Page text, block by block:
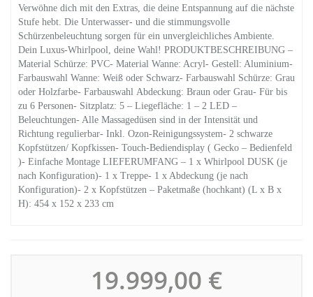
Verwöhne dich mit den Extras, die deine Entspannung auf die nächste
Stufe hebt. Die Unterwasser- und die stimmungsvolle
Schürzenbeleuchtung sorgen für ein unvergleichliches Ambiente.
Dein Luxus-Whirlpool, deine Wahl! PRODUKTBESCHREIBUNG –
Material Schürze: PVC- Material Wanne: Acryl- Gestell: Aluminium-
Farbauswahl Wanne: Weiß oder Schwarz- Farbauswahl Schürze: Grau
oder Holzfarbe- Farbauswahl Abdeckung: Braun oder Grau- Für bis
zu 6 Personen- Sitzplatz: 5 – Liegefläche: 1 – 2 LED –
Beleuchtungen- Alle Massagedüsen sind in der Intensität und
Richtung regulierbar- Inkl. Ozon-Reinigungssystem- 2 schwarze
Kopfstützen/ Kopfkissen- Touch-Bediendisplay ( Gecko – Bedienfeld
)- Einfache Montage LIEFERUMFANG – 1 x Whirlpool DUSK (je
nach Konfiguration)- 1 x Treppe- 1 x Abdeckung (je nach
Konfiguration)- 2 x Kopfstützen – Paketmaße (hochkant) (L x B x
H): 454 x 152 x 233 cm
19.999,00 €